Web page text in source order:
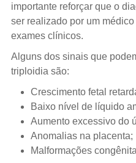
importante reforçar que o
ser realizado por um
exames clínicos.
Alguns dos sinais que
triploidia são:
Crescimento fetal
Baixo nível de líquido
Aumento excessivo do
Anomalias na placenta;
Malformações